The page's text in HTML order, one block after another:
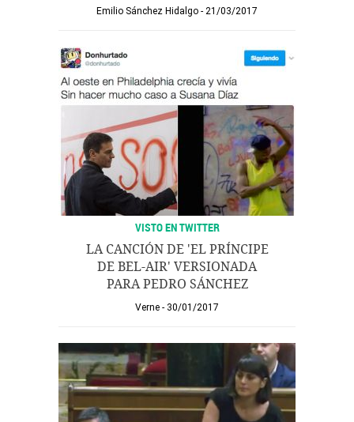
Emilio Sánchez Hidalgo 21/03/2017
VISTO EN TWITTER
LA CANCIÓN DE 'EL PRÍNCIPE
DE BEL-AIR' VERSIONADA
PARA PEDRO SÁNCHEZ
Verne 30/01/2017